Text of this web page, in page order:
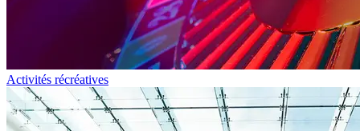
Activités récréatives